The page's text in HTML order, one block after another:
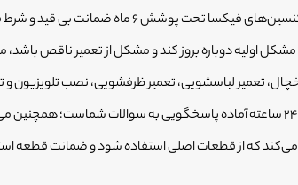
ماه ضمانت بی قید و شرط قطعات و خدمات قرار دارد.
اولیه دوباره بروز کند و مشکل از تعمیر ناقص
یخچال، تعمیر لباسشویی، تعمیر ظرفشویی، نصب